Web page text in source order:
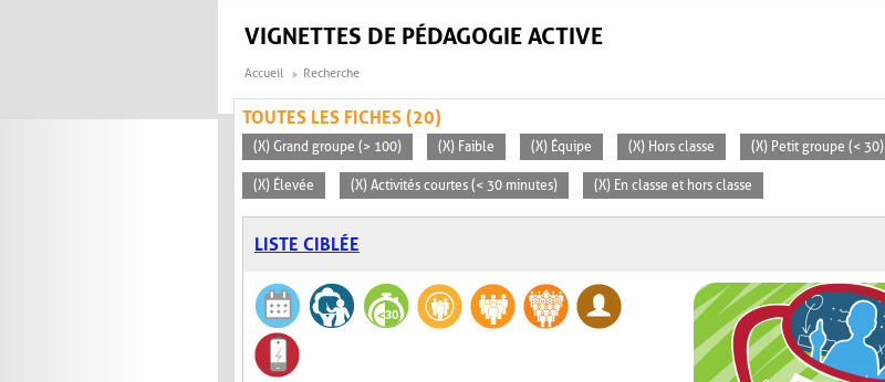
VIGNETTES DE PÉDAGOGIE ACTIVE
Accueil Recherche
TOUTES LES FICHES (20)
(X) Grand groupe (> 100) (X) Faible (X) Équipe (X) Hors classe (X) Petit groupe (< 30)
(X) Élevée (X) Activités courtes (< 30 minutes) (X) En classe et hors classe
LISTE CIBLÉE